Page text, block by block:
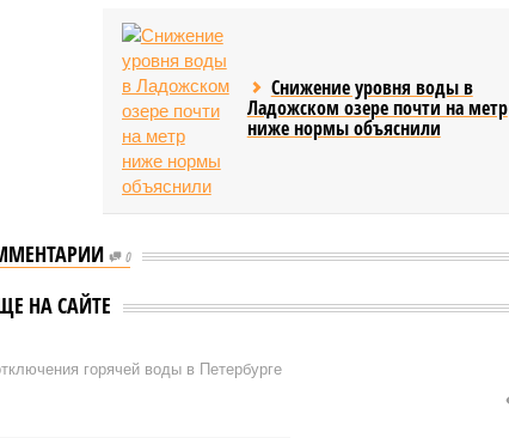
Снижение уровня воды в
Ладожском озере почти на метр
ниже нормы объяснили
0
НА САЙТЕ
горячей воды в Петербурге